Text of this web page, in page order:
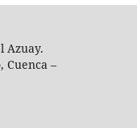
Azuay.
Cuenca –